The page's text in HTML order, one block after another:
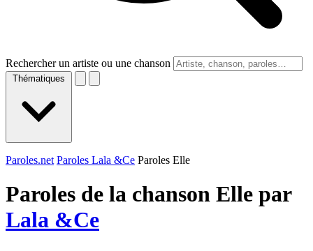
Rechercher un artiste ou une chanson
Thématiques
Paroles.net Paroles Lala &Ce Paroles Elle
Paroles de la chanson Elle par
Lala &Ce